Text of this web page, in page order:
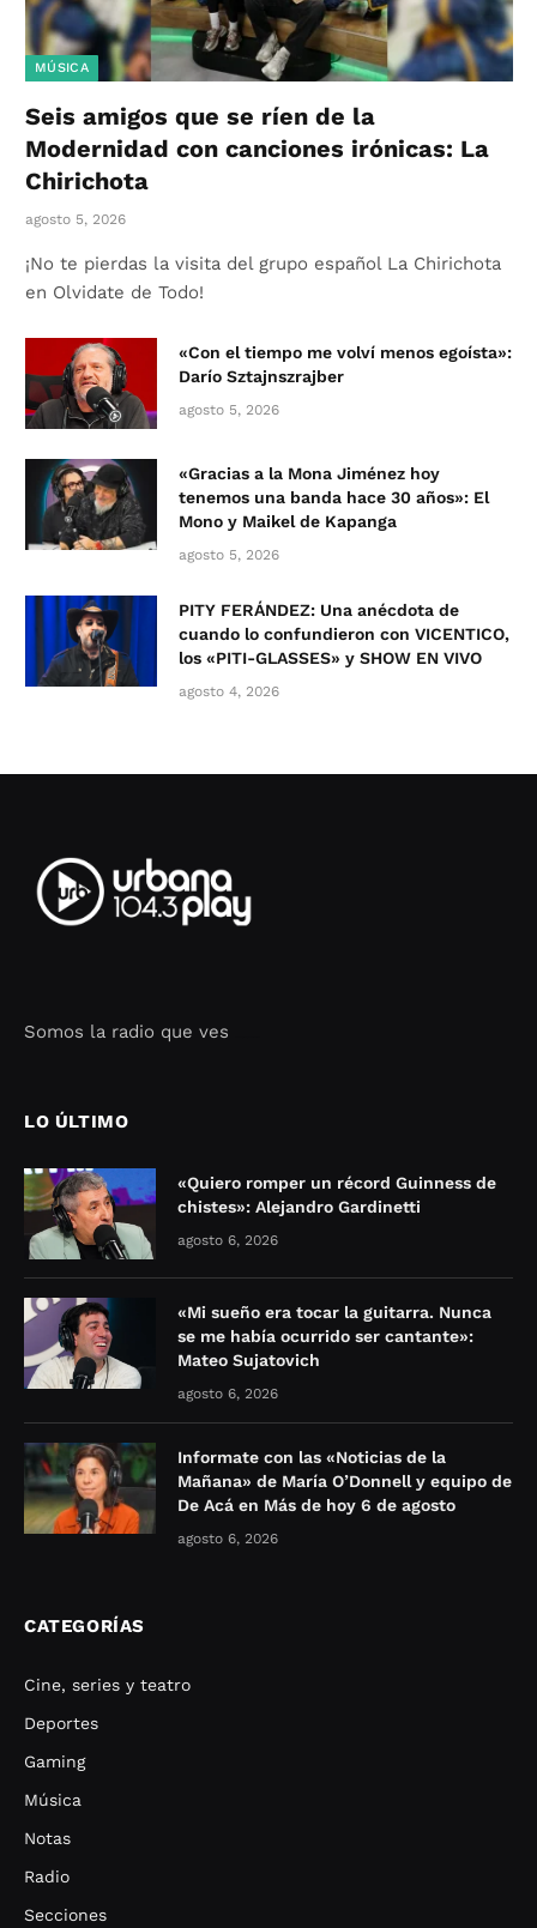
MÚSICA
Seis amigos que se ríen de la
Modernidad con canciones irónicas: La
Chirichota
agosto 5, 2026
¡No te pierdas la visita del grupo español La Chirichota
en Olvidate de Todo!
«Con el tiempo me volví menos egoísta»:
Darío Sztajnszrajber
agosto 5, 2026
«Gracias a la Mona Jiménez hoy
tenemos una banda hace 30 años»: El
Mono y Maikel de Kapanga
agosto 5, 2026
PITY FERÁNDEZ: Una anécdota de
cuando lo confundieron con VICENTICO,
los «PITI-GLASSES» y SHOW EN VIVO
agosto 4, 2026
Somos la radio que ves
LO ÚLTIMO
«Quiero romper un récord Guinness de
chistes»: Alejandro Gardinetti
agosto 6, 2026
«Mi sueño era tocar la guitarra. Nunca
se me había ocurrido ser cantante»:
Mateo Sujatovich
agosto 6, 2026
Informate con las «Noticias de la
Mañana» de María O’Donnell y equipo de
De Acá en Más de hoy 6 de agosto
agosto 6, 2026
CATEGORÍAS
Cine, series y teatro
Deportes
Gaming
Música
Notas
Radio
Secciones